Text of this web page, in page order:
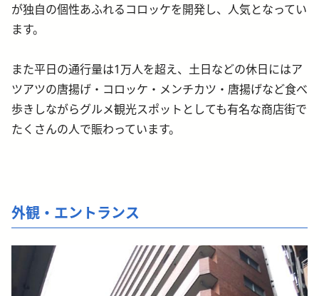
が独自の個性あふれるコロッケを開発し、人気となってい
ます。
また平日の通行量は1万人を超え、土日などの休日にはア
ツアツの唐揚げ・コロッケ・メンチカツ・唐揚げなど食べ
歩きしながらグルメ観光スポットとしても有名な商店街で
たくさんの人で賑わっています。
外観・エントランス